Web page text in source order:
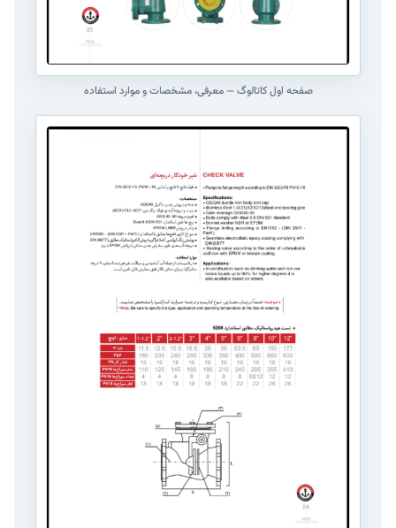
صفحه اول کاتالوگ — معرفی، مشخصات و موارد استفاده